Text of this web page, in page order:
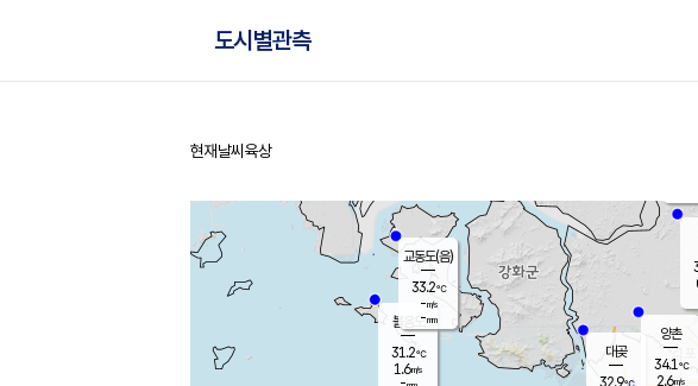
도시별관측
홈
현재날씨 육상
볼음도
31.2℃
1.6m/s
대곶
32.9℃
양촌
34.1℃
2.6m/s
교동도(음)
33.2℃
-m/s
-mm